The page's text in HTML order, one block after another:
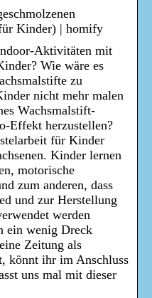
Kinder) | homify
Aktivitäten mit
Wie wäre es
zu
nicht mehr malen
Wachsmalstift-
Effekt herzustellen?
für Kinder
Kinder lernen
motorische
zum anderen, dass
und zur Herstellung
werden
ein wenig Dreck
Zeitung als
könnt ihr im Anschluss
uns mal mit dieser